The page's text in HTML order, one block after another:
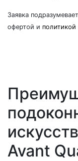
Заявка
офертой и
Avant